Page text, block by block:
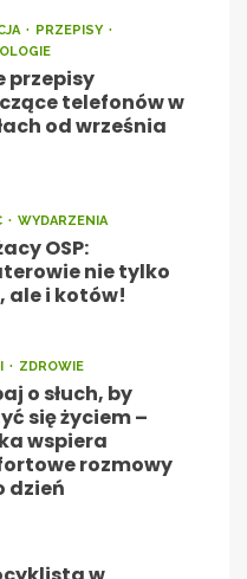
PRZEPISY
przepisy
telefonów w
od września
WYDARZENIA
OSP:
nie tylko
ale i kotów!
ZDROWIE
o słuch, by
się życiem –
wspiera
rozmowy
dzień